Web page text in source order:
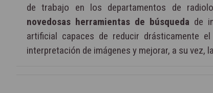
de trabajo en los departamentos de
novedosas herramientas de búsqueda de
artificial capaces de reducir drásticamente
interpretación de imágenes y mejorar, a su vez,